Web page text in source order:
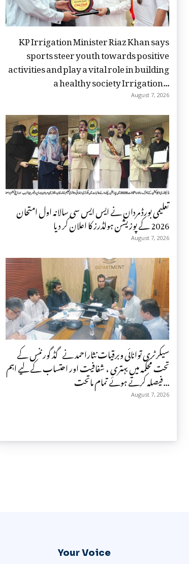
KP Irrigation Minister Riaz Khan says
sports steer youth towards positive
activities and play a vital role in building
a healthy society Irrigation...
August 7, 2026
تعلیمی بورڈ مردان نے ایس ایس سی سالانہ اول امتحان
2026 کے پوزیشن ہولڈرز کا اعلان کر دیا
August 7, 2026
سیکرٹری توانائی وبرقیات نثاراحمد نے گڈ گورننس کے
تحت محکمہ میں بہتری ، شفافیت اور احتساب کے لیے اہم
فیصلہ کرتے ہوئے تمام ماتحت...
August 7, 2026
Your Voice